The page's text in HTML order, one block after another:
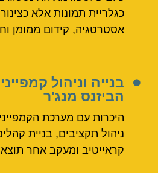
כגלריית תמונות אלא
אסטרטגיה, קידום ממומן
בנייה וניהול
הביזנס מנג'ר
היכרות עם מערכת
ניהול תקציבים, בניית
קראייטיב ומעקב אחר